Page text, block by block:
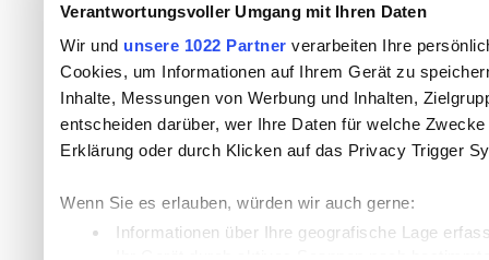
Verantwortungsvoller Umgang mit Ihren Daten
Wir und unsere 1022 Partner verarbeiten Ihre
Cookies, um Informationen auf Ihrem Gerät zu
Inhalte, Messungen von Werbung und Inhalten,
entscheiden darüber, wer Ihre Daten für welche
Erklärung oder durch Klicken auf das Privacy Trigger
Wenn Sie es erlauben, würden wir auch gerne:
Informationen über Ihre geografische Lage